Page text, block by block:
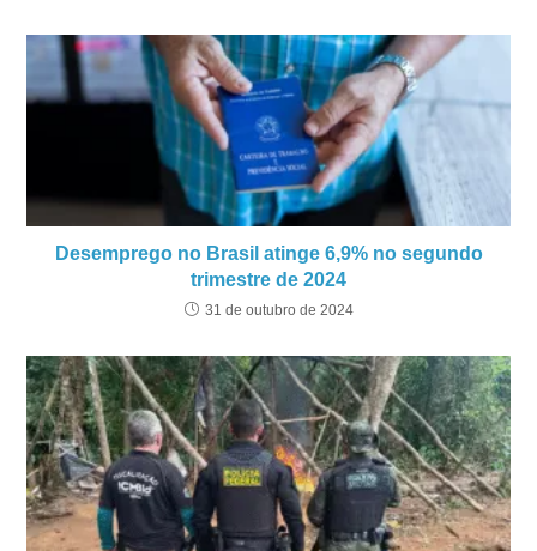
Desemprego no Brasil atinge 6,9% no segundo
trimestre de 2024
31 de outubro de 2024